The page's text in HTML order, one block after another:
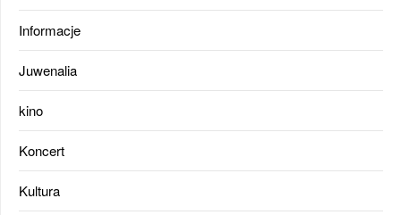
Informacje
Juwenalia
kino
Koncert
Kultura